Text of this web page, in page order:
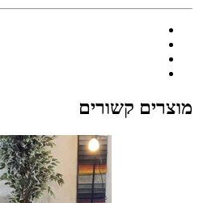
מוצרים קשורים